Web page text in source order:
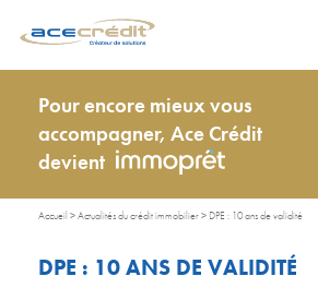
Pour encore mieux vous
accompagner, Ace Crédit
devient
Accueil >Actualités du crédit immobilier> DPE : 10 ans de validité
DPE : 10 ANS DE VALIDITÉ